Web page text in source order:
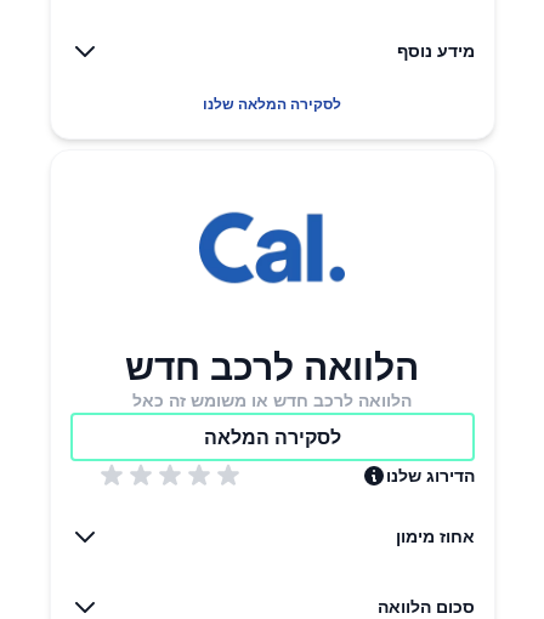
מידע נוסף
לסקירה המלאה שלנו
הלוואה לרכב חדש
הלוואה לרכב חדש או משומש זה כאל
לסקירה המלאה
הדירוג שלנו
אחוז מימון
סכום הלוואה